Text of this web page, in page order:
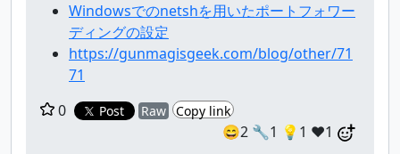
Windowsでのnetshを用いたポートフォワー
ディングの設定
https://gunmagisgeek.com/blog/other/71
71
0
Post Raw Copy link
😄2 🔧1 💡1 ❤️1